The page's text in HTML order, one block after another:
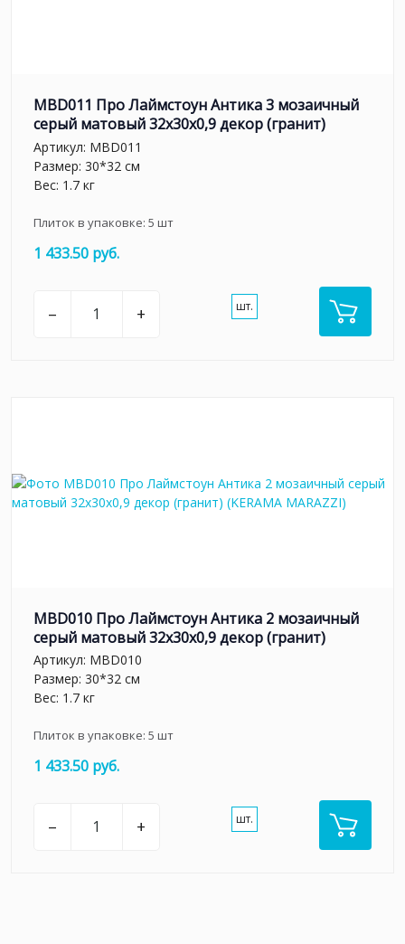
MBD011 Про Лаймстоун Антика 3 мозаичный
серый матовый 32х30х0,9 декор (гранит)
Артикул: MBD011
Размер: 30*32 см
Вес: 1.7 кг
Плиток в упаковке: 5 шт
1 433.50 руб.
– + шт.
MBD010 Про Лаймстоун Антика 2 мозаичный
серый матовый 32х30х0,9 декор (гранит)
Артикул: MBD010
Размер: 30*32 см
Вес: 1.7 кг
Плиток в упаковке: 5 шт
1 433.50 руб.
– + шт.